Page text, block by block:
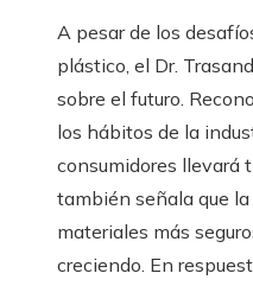
A pesar de los
plástico, el Dr.
sobre el futuro.
los hábitos de la
consumidores llevará
también señala que
materiales más
creciendo. En